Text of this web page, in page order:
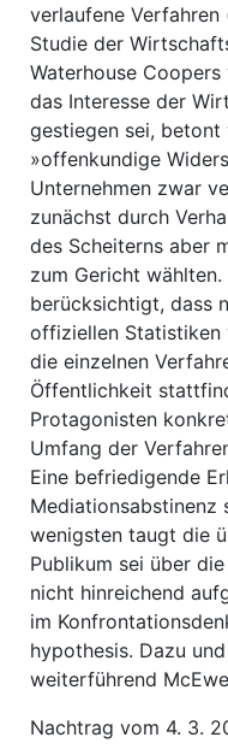
verlaufene Verfahren
Studie der
Waterhouse
das Interesse der
gestiegen sei,
»offenkundige
Unternehmen zwar
zunächst durch
des Scheiterns aber
zum Gericht wählten.
berücksichtigt, dass
offiziellen Statistiken
die einzelnen
Öffentlichkeit
Protagonisten
Umfang der
Eine befriedigende
Mediationsabstinenz
wenigsten taugt die
Publikum sei über
nicht hinreichend
im
hypothesis. Dazu
weiterführend
Nachtrag vom 4. 3.